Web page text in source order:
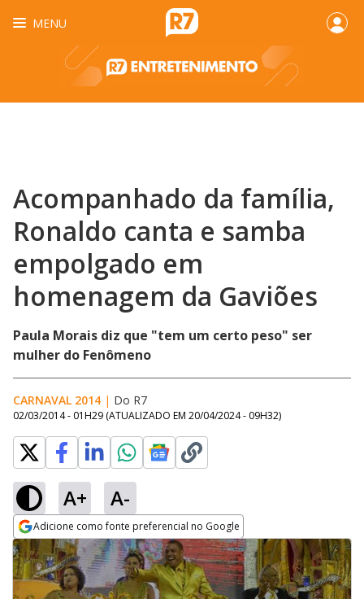
MENU
Acompanhado da família,
Ronaldo canta e samba
empolgado em
homenagem da Gaviões
Paula Morais diz que "tem um certo peso" ser
mulher do Fenômeno
CARNAVAL 2014 | Do R7
02/03/2014 - 01H29 (ATUALIZADO EM 20/04/2024 - 09H32)
A+ A-
Adicione como fonte preferencial no Google
Opens in new window